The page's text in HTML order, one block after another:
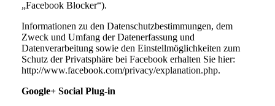
„Facebook Blocker“).
Informationen zu den Datenschutzbestimmungen, dem
Zweck und Umfang der Datenerfassung und
Datenverarbeitung sowie den Einstellmöglichkeiten zum
Schutz der Privatsphäre bei Facebook erhalten Sie hier:
http://www.facebook.com/privacy/explanation.php.
Google+ Social Plug-in